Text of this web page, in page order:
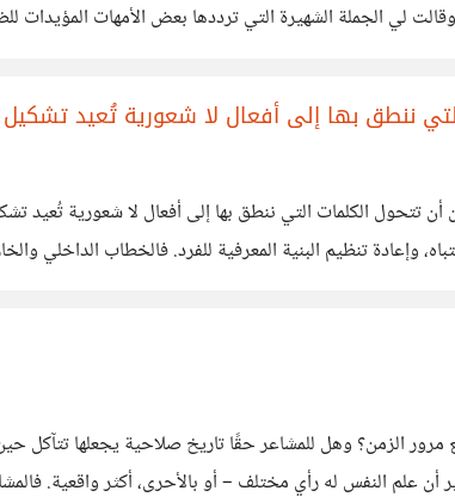
لي الجملة الشهيرة التي ترددها بعض الأمهات
ننطق بها إلى أفعال لا شعورية تُعيد تشكيل
بالمنطق " : كيف تُصاغ المصائر من اللغة !! .... هل يمكن أن تتحول الكلمات التي ننطق
وإعادة تنظيم البنية المعرفية للفرد. فالخطاب الداخلي
الزمن؟ وهل للمشاعر حقًا تاريخ صلاحية يجعلها تتآكل
أن علم النفس له رأي مختلف – أو بالأحرى، أكثر واقعية.